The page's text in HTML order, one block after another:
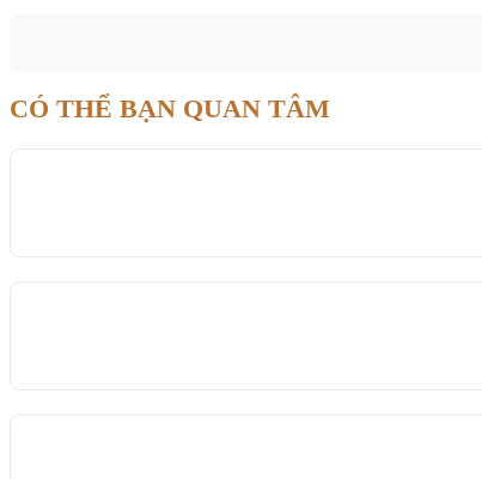
CÓ THỂ BẠN QUAN TÂM